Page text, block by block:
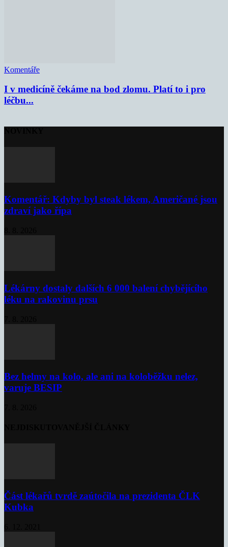
Komentáře
I v medicíně čekáme na bod zlomu. Platí to i pro
léčbu...
Komentář: Kdyby byl steak lékem, Američané jsou
zdraví jako řípa
Lékárny dostaly dalších 6 000 balení chybějícího
léku na rakovinu prsu
Bez helmy na kolo, ale ani na koloběžku nelez,
varuje BESIP
Část lékařů tvrdě zaútočila na prezidenta ČLK
Kubka